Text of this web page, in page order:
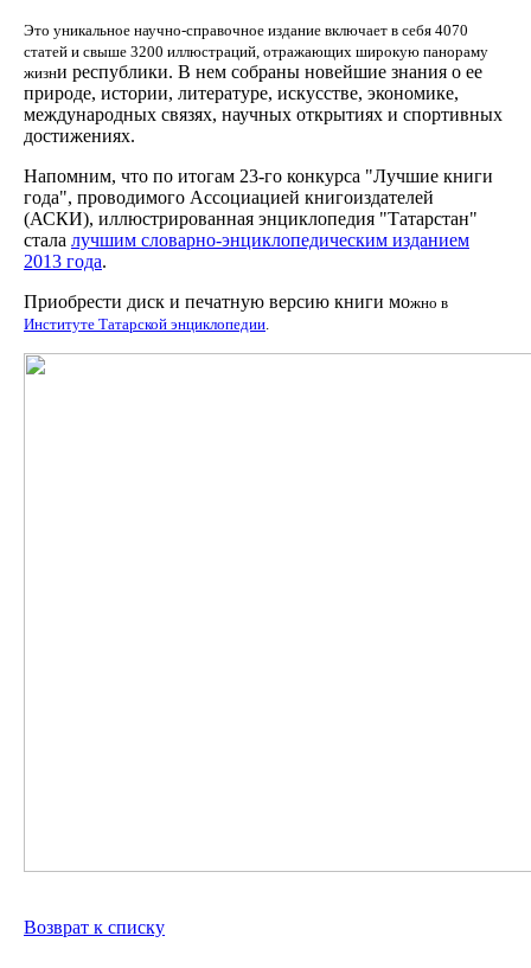
Это уникальное научно-справочное издание включает в себя 4070
статей и свыше 3200 иллюстраций, отражающих широкую панораму
жизни республики. В нем собраны новейшие знания о ее
природе, истории, литературе, искусстве, экономике,
международных связях, научных открытиях и спортивных
достижениях.
Напомним, что по итогам 23-го конкурса "Лучшие книги
года", проводимого Ассоциацией книгоиздателей
(АСКИ), иллюстрированная энциклопедия "Татарстан"
стала лучшим словарно-энциклопедическим изданием
2013 года.
Приобрести диск и печатную версию книги можно в
Институте Татарской энциклопедии
Возврат к списку